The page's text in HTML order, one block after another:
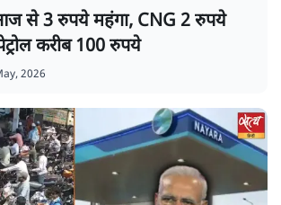
से 3 रुपये महंगा, CNG 2 रुपये
करीब 100 रुपये
2026